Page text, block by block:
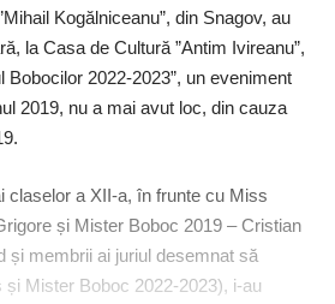
Kogălniceanu”, din Snagov, au
la Casa de Cultură ”Antim Ivireanu”,
Bobocilor 2022-2023”, un eveniment
2019, nu a mai avut loc, din cauza
claselor a XII-a, în frunte cu Miss
și Mister Boboc 2019 – Cristian
și membrii ai juriul desemnat să
și Mister Boboc 2022-2023), i-au